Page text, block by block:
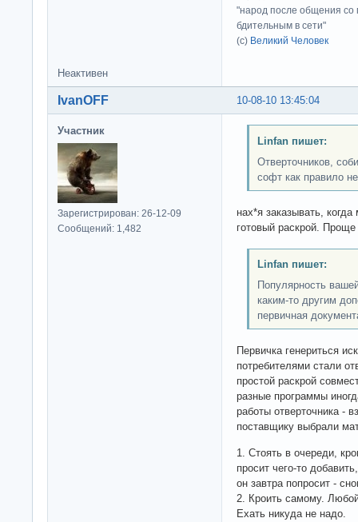
"народ после общения со
бдительным в сети"
(с) Великий Человек
Неактивен
10-08-10 13:45:04
IvanOFF
Участник
Зарегистрирован: 26-12-09
Сообщений: 1,482
Linfan пишет:
Отверточников,
софт как правило
нах*я заказывать,
готовый раскрой.
Linfan пишет:
Популярность
каким-то другим
первичная
Первичка генериться
потребителями стали
простой раскрой
разные программы
работы отверточника -
поставщику выбрали
1. Стоять в очереди,
просит чего-то
он завтра попросит -
2. Кроить самому.
Ехать никуда не надо.